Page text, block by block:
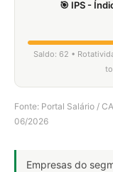
🎯 IPS -
Saldo: 62 •
Fonte: Portal Salário /
06/2026
Empresas do